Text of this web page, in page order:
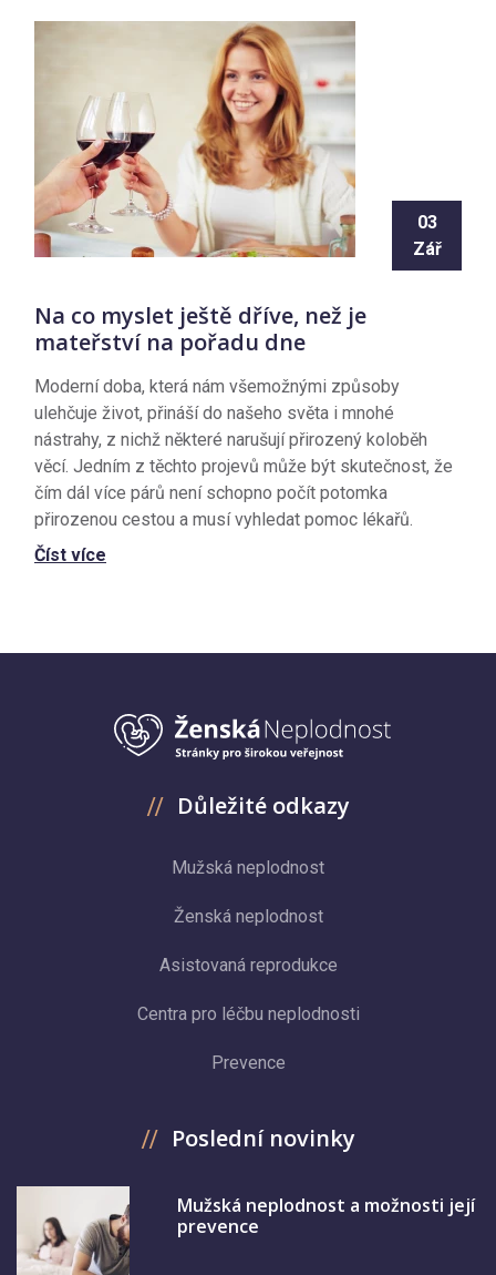
03
Zář
Na co myslet ještě dříve, než je
mateřství na pořadu dne
Moderní doba, která nám všemožnými způsoby
ulehčuje život, přináší do našeho světa i mnohé
nástrahy, z nichž některé narušují přirozený koloběh
věcí. Jedním z těchto projevů může být skutečnost, že
čím dál více párů není schopno počít potomka
přirozenou cestou a musí vyhledat pomoc lékařů.
Číst více
Důležité odkazy
Mužská neplodnost
Ženská neplodnost
Asistovaná reprodukce
Centra pro léčbu neplodnosti
Prevence
Poslední novinky
Mužská neplodnost a možnosti její
prevence